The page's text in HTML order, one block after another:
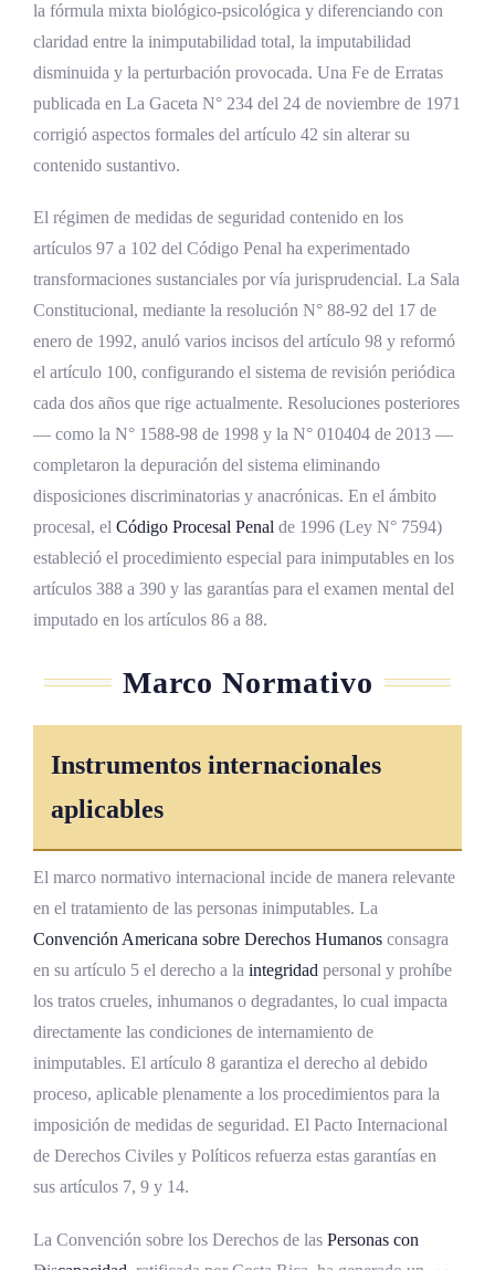
la fórmula mixta biológico-psicológica y diferenciando con
claridad entre la inimputabilidad total, la imputabilidad
disminuida y la perturbación provocada. Una Fe de Erratas
publicada en La Gaceta N° 234 del 24 de noviembre de 1971
corrigió aspectos formales del artículo 42 sin alterar su
contenido sustantivo.
El régimen de medidas de seguridad contenido en los
artículos 97 a 102 del Código Penal ha experimentado
transformaciones sustanciales por vía jurisprudencial. La Sala
Constitucional, mediante la resolución N° 88-92 del 17 de
enero de 1992, anuló varios incisos del artículo 98 y reformó
el artículo 100, configurando el sistema de revisión periódica
cada dos años que rige actualmente. Resoluciones posteriores
— como la N° 1588-98 de 1998 y la N° 010404 de 2013 —
completaron la depuración del sistema eliminando
disposiciones discriminatorias y anacrónicas. En el ámbito
procesal, el Código Procesal Penal de 1996 (Ley N° 7594)
estableció el procedimiento especial para inimputables en los
artículos 388 a 390 y las garantías para el examen mental del
imputado en los artículos 86 a 88.
Marco Normativo
Instrumentos internacionales
aplicables
El marco normativo internacional incide de manera relevante
en el tratamiento de las personas inimputables. La
Convención Americana sobre Derechos Humanos consagra
en su artículo 5 el derecho a la integridad personal y prohíbe
los tratos crueles, inhumanos o degradantes, lo cual impacta
directamente las condiciones de internamiento de
inimputables. El artículo 8 garantiza el derecho al debido
proceso, aplicable plenamente a los procedimientos para la
imposición de medidas de seguridad. El Pacto Internacional
de Derechos Civiles y Políticos refuerza estas garantías en
sus artículos 7, 9 y 14.
La Convención sobre los Derechos de las Personas con